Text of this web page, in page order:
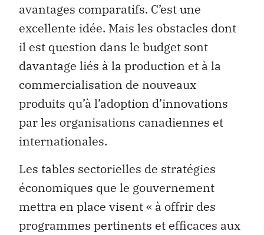
avantages comparatifs. C’est une
excellente idée. Mais les obstacles dont
il est question dans le budget sont
davantage liés à la production et à la
commercialisation de nouveaux
produits qu’à l’adoption d’innovations
par les organisations canadiennes et
internationales.
Les tables sectorielles de stratégies
économiques que le gouvernement
mettra en place visent « à offrir des
programmes pertinents et efficaces aux